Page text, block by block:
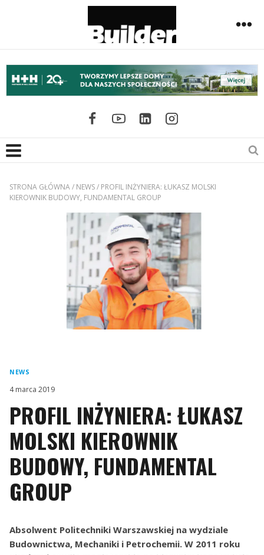
STRONA GŁÓWNA/ NEWS/ PROFIL INŻYNIERA: ŁUKASZ MOLSKI
KIEROWNIK BUDOWY, FUNDAMENTAL GROUP
NEWS
4 marca 2019
PROFIL INŻYNIERA: ŁUKASZ
MOLSKI KIEROWNIK
BUDOWY, FUNDAMENTAL
GROUP
Absolwent Politechniki Warszawskiej na wydziale
Budownictwa, Mechaniki i Petrochemii. W 2011 roku